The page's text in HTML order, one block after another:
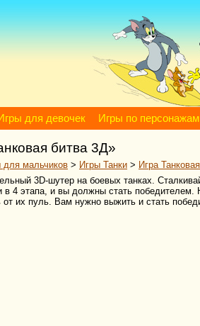
для девочек Игры по персонажам
битва 3Д»
для мальчиков > Игры Танки > Игра
3D-шутер на боевых танках.
в 4 этапа, и вы должны стать
от их пуль. Вам нужно выжить и стать